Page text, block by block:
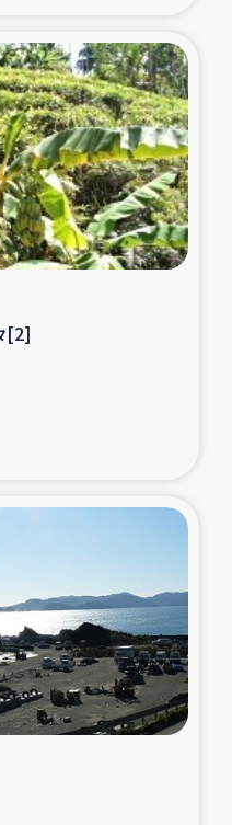
震被災者支援
茶農家支援
者支援
コーヒー畑改善事業
発被災者支援
[2]